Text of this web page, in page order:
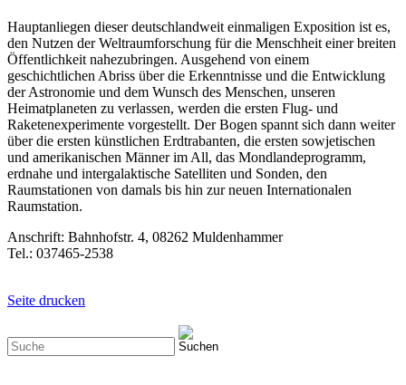
Hauptanliegen dieser deutschlandweit einmaligen Exposition ist es,
den Nutzen der Weltraumforschung für die Menschheit einer breiten
Öffentlichkeit nahezubringen. Ausgehend von einem
geschichtlichen Abriss über die Erkenntnisse und die Entwicklung
der Astronomie und dem Wunsch des Menschen, unseren
Heimatplaneten zu verlassen, werden die ersten Flug- und
Raketenexperimente vorgestellt. Der Bogen spannt sich dann weiter
über die ersten künstlichen Erdtrabanten, die ersten sowjetischen
und amerikanischen Männer im All, das Mondlandeprogramm,
erdnahe und intergalaktische Satelliten und Sonden, den
Raumstationen von damals bis hin zur neuen Internationalen
Raumstation.
Anschrift: Bahnhofstr. 4, 08262 Muldenhammer
Tel.: 037465-2538
Seite drucken